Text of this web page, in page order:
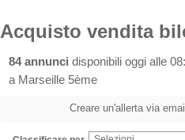
Acquisto vendita
84 annunci disponibili oggi alle
a Marseille 5ème
Creare un'allerta via email